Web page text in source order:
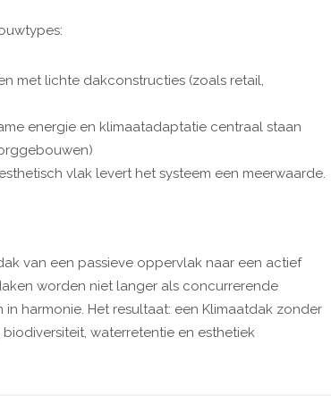
met lichte dakconstructies (zoals retail,
energie en klimaatadaptatie centraal staan
vlak levert het systeem een meerwaarde.
van een passieve oppervlak naar een actief
worden niet langer als concurrerende
harmonie. Het resultaat: een Klimaatdak zonder
waterretentie en esthetiek